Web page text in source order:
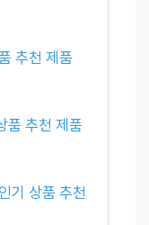
추천 제품
품 추천 제품
기 상품 추천